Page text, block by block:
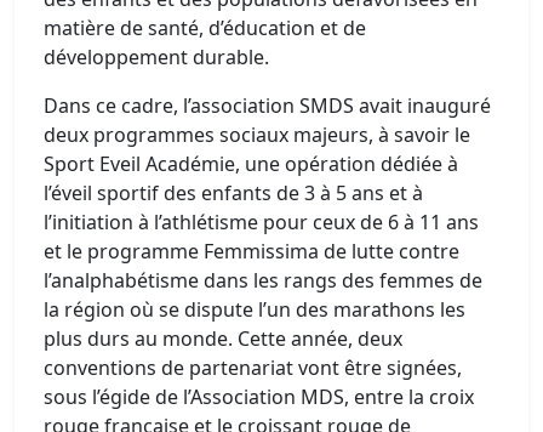
matière de santé, d’éducation et de
développement durable.
Dans ce cadre, l’association SMDS avait inauguré
deux programmes sociaux majeurs, à savoir le
Sport Eveil Académie, une opération dédiée à
l’éveil sportif des enfants de 3 à 5 ans et à
l’initiation à l’athlétisme pour ceux de 6 à 11 ans
et le programme Femmissima de lutte contre
l’analphabétisme dans les rangs des femmes de
la région où se dispute l’un des marathons les
plus durs au monde. Cette année, deux
conventions de partenariat vont être signées,
sous l’égide de l’Association MDS, entre la croix
rouge française et le croissant rouge de